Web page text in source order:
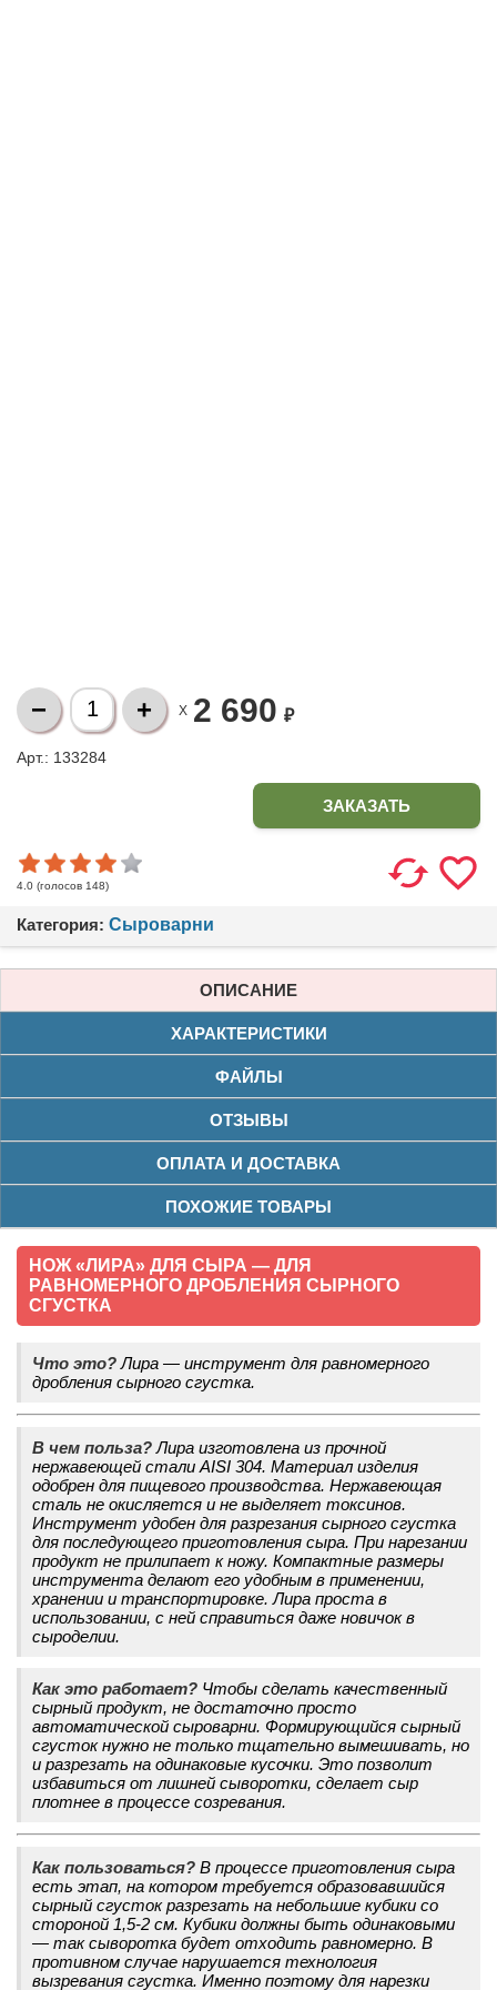
X 2 690 ₽
Арт.: 133284
ЗАКАЗАТЬ
4.0 (голосов 148)
Категория: Сыроварни
ОПИСАНИЕ
ХАРАКТЕРИСТИКИ
ФАЙЛЫ
ОТЗЫВЫ
ОПЛАТА И ДОСТАВКА
ПОХОЖИЕ ТОВАРЫ
НОЖ «ЛИРА» ДЛЯ СЫРА — ДЛЯ
РАВНОМЕРНОГО ДРОБЛЕНИЯ СЫРНОГО
СГУСТКА
Что это?Лира — инструмент для равномерного
дробления сырного сгустка.
В чем польза?Лира изготовлена из прочной
нержавеющей стали AISI 304. Материал изделия
одобрен для пищевого производства. Нержавеющая
сталь не окисляется и не выделяет токсинов.
Инструмент удобен для разрезания сырного сгустка
для последующего приготовления сыра. При нарезании
продукт не прилипает к ножу. Компактные размеры
инструмента делают его удобным в применении,
хранении и транспортировке. Лира проста в
использовании, с ней справиться даже новичок в
сыроделии.
Как это работает? Чтобы сделать качественный
сырный продукт, не достаточно просто
автоматической сыроварни. Формирующийся сырный
сгусток нужно не только тщательно вымешивать, но
и разрезать на одинаковые кусочки. Это позволит
избавиться от лишней сыворотки, сделает сыр
плотнее в процессе созревания.
Как пользоваться? В процессе приготовления сыра
есть этап, на котором требуется образовавшийся
сырный сгусток разрезать на небольшие кубики со
стороной 1,5-2 см. Кубики должны быть одинаковыми
— так сыворотка будет отходить равномерно. В
противном случае нарушается технология
вызревания сгустка. Именно поэтому для нарезки